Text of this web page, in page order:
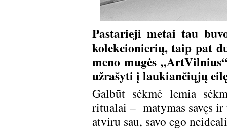
Pastarieji metai tau
kolekcionierių, taip pat
meno mugės
užrašyti į laukiančiųjų
Galbūt sėkmė lemia
ritualai – matymas savęs
atviru sau, savo ego